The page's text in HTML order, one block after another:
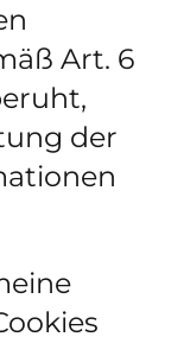
Art. 6
der